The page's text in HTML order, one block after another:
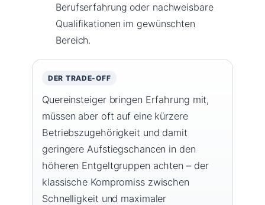
Berufserfahrung oder nachweisbare
Qualifikationen im gewünschten
Bereich.
DER TRADE-OFF
Quereinsteiger bringen Erfahrung mit,
müssen aber oft auf eine kürzere
Betriebszugehörigkeit und damit
geringere Aufstiegschancen in den
höheren Entgeltgruppen achten – der
klassische Kompromiss zwischen
Schnelligkeit und maximaler